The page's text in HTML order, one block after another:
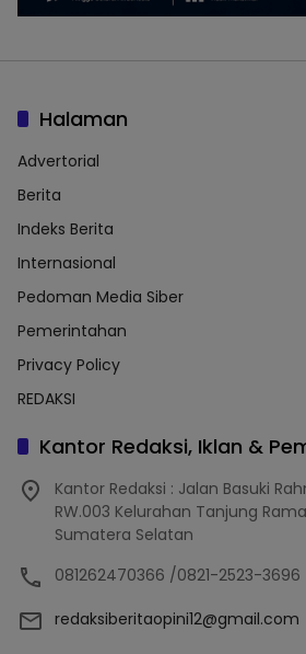
Halaman
Advertorial
Berita
Indeks Berita
Internasional
Pedoman Media Siber
Pemerintahan
Privacy Policy
REDAKSI
Kantor Redaksi, Iklan &
Kantor Redaksi : Jalan Basuki
RW.003 Kelurahan Tanjung
Sumatera Selatan
081262470366 /0821-2523-3696
redaksiberitaopini12@gmail.com